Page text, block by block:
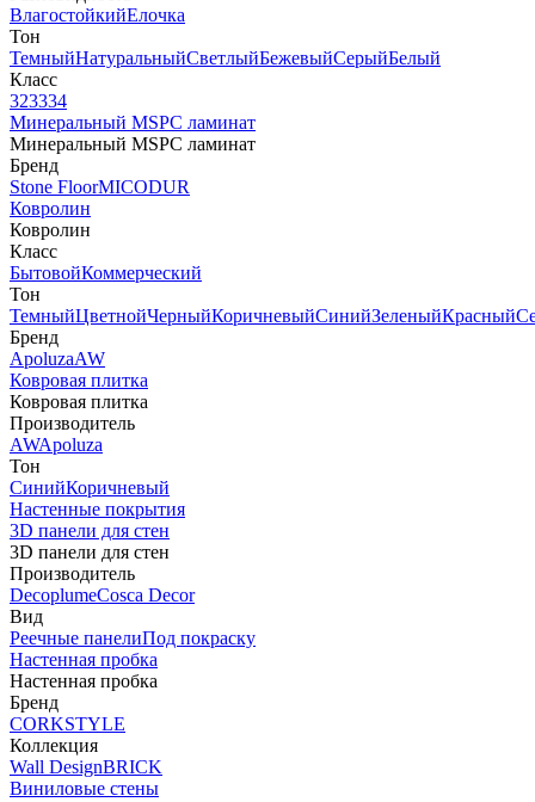
ВлагостойкийЕлочка
Тон
ТемныйНатуральныйСветлыйБежевыйСерыйБелый
Класс
323334
Минеральный MSPC ламинат
Минеральный MSPC ламинат
Бренд
Stone FloorMICODUR
Ковролин
Ковролин
Класс
БытовойКоммерческий
Тон
ТемныйЦветнойЧерныйКоричневыйСинийЗеленыйКрасный
Бренд
ApoluzaAW
Ковровая плитка
Ковровая плитка
Производитель
AWApoluza
Тон
СинийКоричневый
Настенные покрытия
3D панели для стен
3D панели для стен
Производитель
DecoplumeCosca Decor
Вид
Реечные панелиПод покраску
Настенная пробка
Настенная пробка
Бренд
CORKSTYLE
Коллекция
Wall DesignBRICK
Виниловые стены